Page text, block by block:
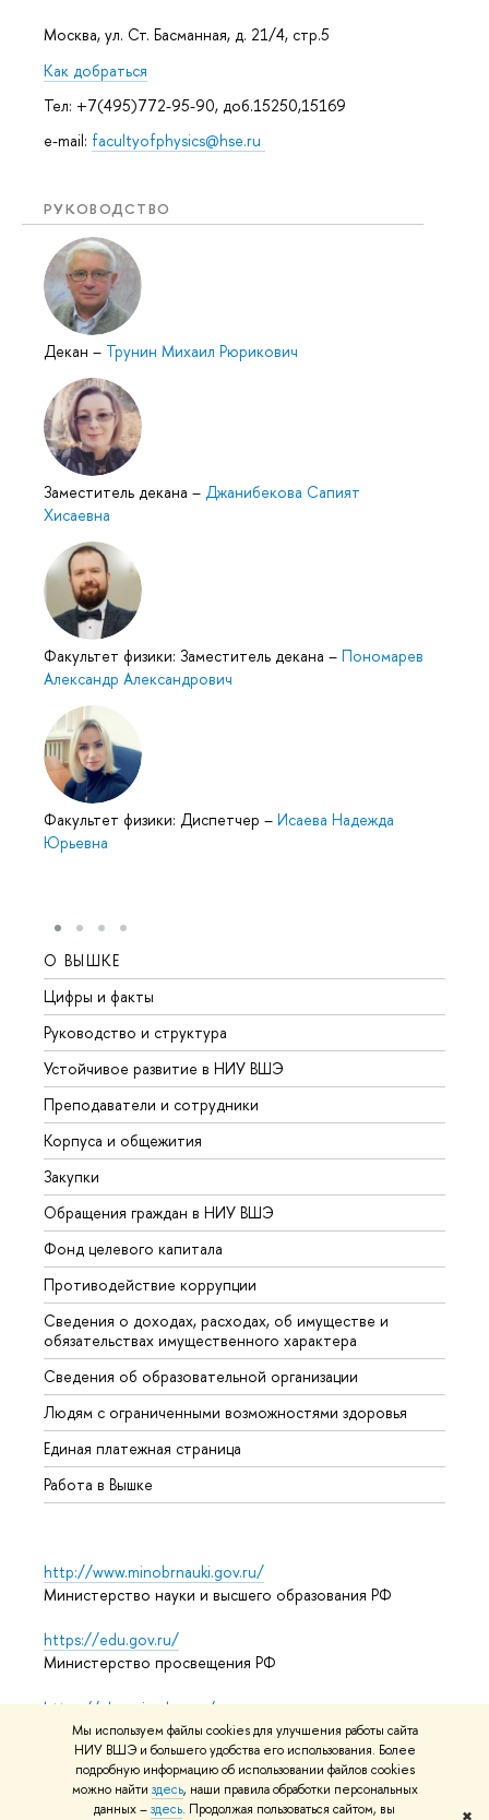
Мы используем файлы cookies для улучшения работы сайта
НИУ ВШЭ и большего удобства его использования. Более
подробную информацию об использовании файлов cookies
можно найти здесь, наши правила обработки персональных
данных –здесь. Продолжая пользоваться сайтом, вы ✖
Москва, ул. Ст. Басманная, д. 21/4, стр.5
Как добраться
Тел: +7(495)772-95-90, доб.15250,15169
e-mail: facultyofphysics@hse.ru
РУКОВОДСТВО
Декан – Трунин Михаил Рюрикович
Заместитель декана – Джанибекова Сапият
Хисаевна
Факультет физики: Заместитель декана – Пономарев
Александр Александрович
Факультет физики: Диспетчер – Исаева Надежда
Юрьевна
О ВЫШКЕ
Цифры и факты
Руководство и структура
Устойчивое развитие в НИУ ВШЭ
Преподаватели и сотрудники
Корпуса и общежития
Закупки
Обращения граждан в НИУ ВШЭ
Фонд целевого капитала
Противодействие коррупции
Сведения о доходах, расходах, об имуществе и
обязательствах имущественного характера
Сведения об образовательной организации
Людям с ограниченными возможностями здоровья
Единая платежная страница
Работа в Вышке
http://www.minobrnauki.gov.ru/
Министерство науки и высшего образования РФ
https://edu.gov.ru/
Министерство просвещения РФ
https://elearning.hse.ru/mooc
Массовые открытые онлайн-курсы
© НИУ ВШЭ 1993–2026 Адреса и контактыУсловия